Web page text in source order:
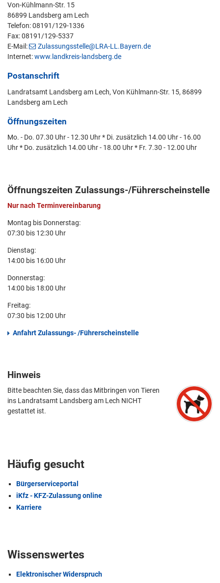
Von-Kühlmann-Str. 15
86899 Landsberg am Lech
Telefon: 08191/129-1336
Fax: 08191/129-5337
E-Mail:
Zulassungsstelle@LRA-LL.Bayern.de
Internet:www.landkreis-landsberg.de
Postanschrift
Landratsamt Landsberg am Lech, Von Kühlmann-Str. 15, 86899
Landsberg am Lech
Öffnungszeiten
Mo. - Do. 07.30 Uhr - 12.30 Uhr * Di. zusätzlich 14.00 Uhr - 16.00
Uhr * Do. zusätzlich 14.00 Uhr - 18.00 Uhr * Fr. 7.30 - 12.00 Uhr
Öffnungszeiten Zulassungs-/Führerscheinstelle
Nur nach Terminvereinbarung
Montag bis Donnerstag:
07:30 bis 12:30 Uhr
Dienstag:
14:00 bis 16:00 Uhr
Donnerstag:
14:00 bis 18:00 Uhr
Freitag:
07:30 bis 12:00 Uhr
Anfahrt Zulassungs- /Führerscheinstelle
Hinweis
Bitte beachten Sie, dass das Mitbringen von Tieren
ins Landratsamt Landsberg am Lech NICHT
gestattet ist.
Häufig gesucht
Bürgerserviceportal
iKfz - KFZ-Zulassung online
Karriere
Wissenswertes
Elektronischer Widerspruch